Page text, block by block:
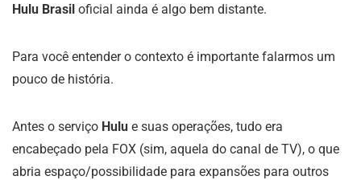
Hulu Brasil oficial ainda é algo bem distante.
Para você entender o contexto é importante falarmos um
pouco de história.
Antes o serviço Hulu e suas operações, tudo era
encabeçado pela FOX (sim, aquela do canal de TV), o que
abria espaço/possibilidade para expansões para outros